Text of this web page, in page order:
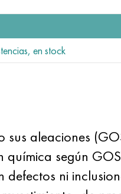
en stock
aleaciones
según
ni